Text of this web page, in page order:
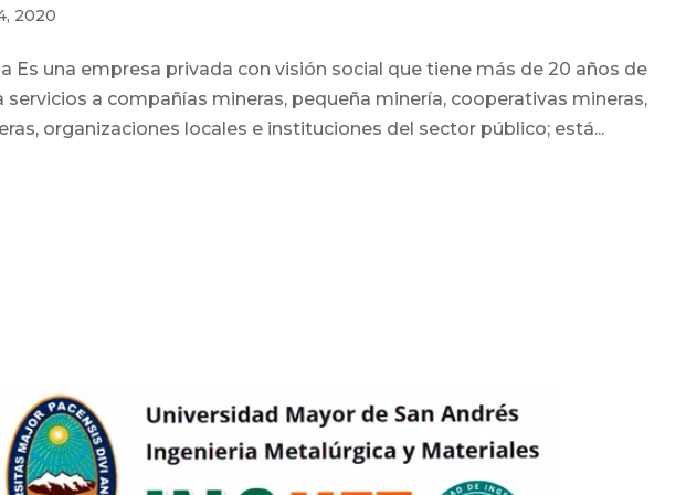
2020
Es una empresa privada con visión social que tiene más de 20 años de
servicios a compañías mineras, pequeña minería, cooperativas mineras,
organizaciones locales e instituciones del sector público; está...